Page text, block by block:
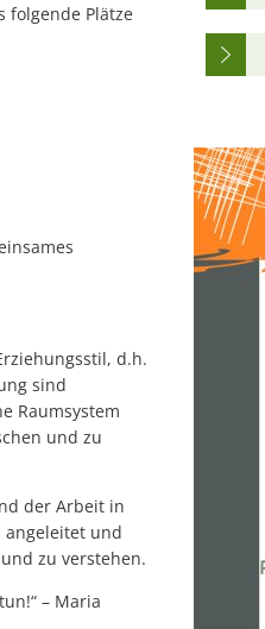
folgende Plätze
d.h.
sind
Raumsystem
und zu
der Arbeit in
angeleitet und
zu verstehen.
– Maria